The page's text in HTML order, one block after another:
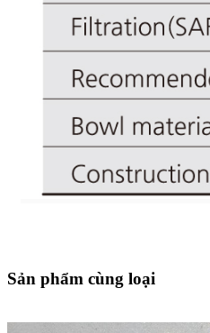
Sản phẩm cùng loại